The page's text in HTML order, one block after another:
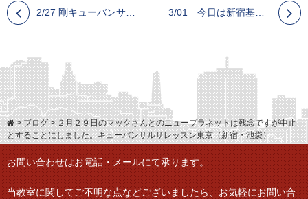
2/27 剛キューバンサルサダンス教室 東京（新宿・池袋） 3/01 今日は新宿基礎サルサクラスの日です。
>ブログ>２月２９日のマックさんとのニュープラネットは残念ですが中止
とすることにしました。キューバンサルサレッスン東京（新宿・池袋）
お問い合わせはお電話・メールにて承ります。
当教室に関してご不明な点などございましたら、お気軽にお問い合